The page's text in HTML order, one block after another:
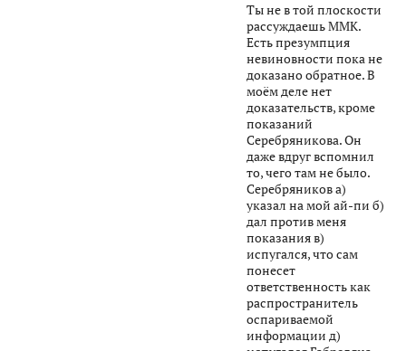
Ты не в той плоскости
рассуждаешь ММК.
Есть презумпция
невиновности пока не
доказано обратное. В
моём деле нет
доказательств, кроме
показаний
Серебряникова. Он
даже вдруг вспомнил
то, чего там не было.
Серебряников а)
указал на мой ай-пи б)
дал против меня
показания в)
испугался, что сам
понесет
ответственность как
распространитель
оспариваемой
информации д)